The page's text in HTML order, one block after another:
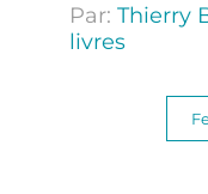
Par:Thierry
livres